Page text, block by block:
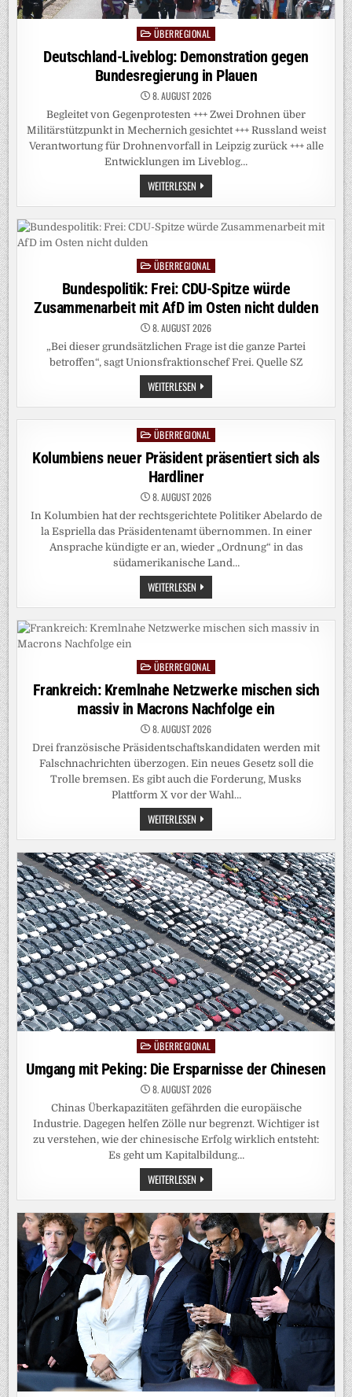
PostedÜBERREGIONAL
Deutschland-Liveblog: Demonstration gegen
Bundesregierung in Plauen
8. AUGUST 2026
Begleitet von Gegenprotesten +++ Zwei Drohnen über
Militärstützpunkt in Mechernich gesichtet +++ Russland weist
Verantwortung für Drohnenvorfall in Leipzig zurück +++ alle
Entwicklungen im Liveblog…
WEITERLESEN DEUTSCHLAND-
LIVEBLOG:
DEMONSTRATION
GEGEN
BUNDESREGIERUNG
Posted
in
ÜBERREGIONAL
Bundespolitik: Frei: CDU-Spitze würde
Zusammenarbeit mit AfD im Osten nicht dulden
8. AUGUST 2026
„Bei dieser grundsätzlichen Frage ist die ganze Partei
betroffen“, sagt Unionsfraktionschef Frei. Quelle SZ
WEITERLESEN BUNDESPOLITIK:
FREI:
CDU-
SPITZE
WÜRDE
ZUSAMMENARBEIT
MIT
AFD
IM
OSTEN
DULDEN
Posted
in
ÜBERREGIONAL
Kolumbiens neuer Präsident präsentiert sich als
Hardliner
8. AUGUST 2026
In Kolumbien hat der rechtsgerichtete Politiker Abelardo de
la Espriella das Präsidentenamt übernommen. In einer
Ansprache kündigte er an, wieder „Ordnung“ in das
südamerikanische Land…
WEITERLESEN KOLUMBIENS
NEUER
PRÄSIDENT
PRÄSENTIERT
SICH
Posted
in
ÜBERREGIONAL
Frankreich: Kremlnahe Netzwerke mischen sich
massiv in Macrons Nachfolge ein
8. AUGUST 2026
Drei französische Präsidentschaftskandidaten werden mit
Falschnachrichten überzogen. Ein neues Gesetz soll die
Trolle bremsen. Es gibt auch die Forderung, Musks
Plattform X vor der Wahl…
WEITERLESEN FRANKREICH:
KREMLNAHE
NETZWERKE
MISCHEN
SICH
MASSIV
IN
MACRONS
NACHFOLGE
EIN
PostedÜBERREGIONAL
Umgang mit Peking: Die Ersparnisse der Chinesen
8. AUGUST 2026
Chinas Überkapazitäten gefährden die europäische
Industrie. Dagegen helfen Zölle nur begrenzt. Wichtiger ist
zu verstehen, wie der chinesische Erfolg wirklich entsteht:
Es geht um Kapitalbildung…
WEITERLESEN UMGANG
MIT
PEKING:
DIE
ERSPARNISSE
DER
CHINESEN